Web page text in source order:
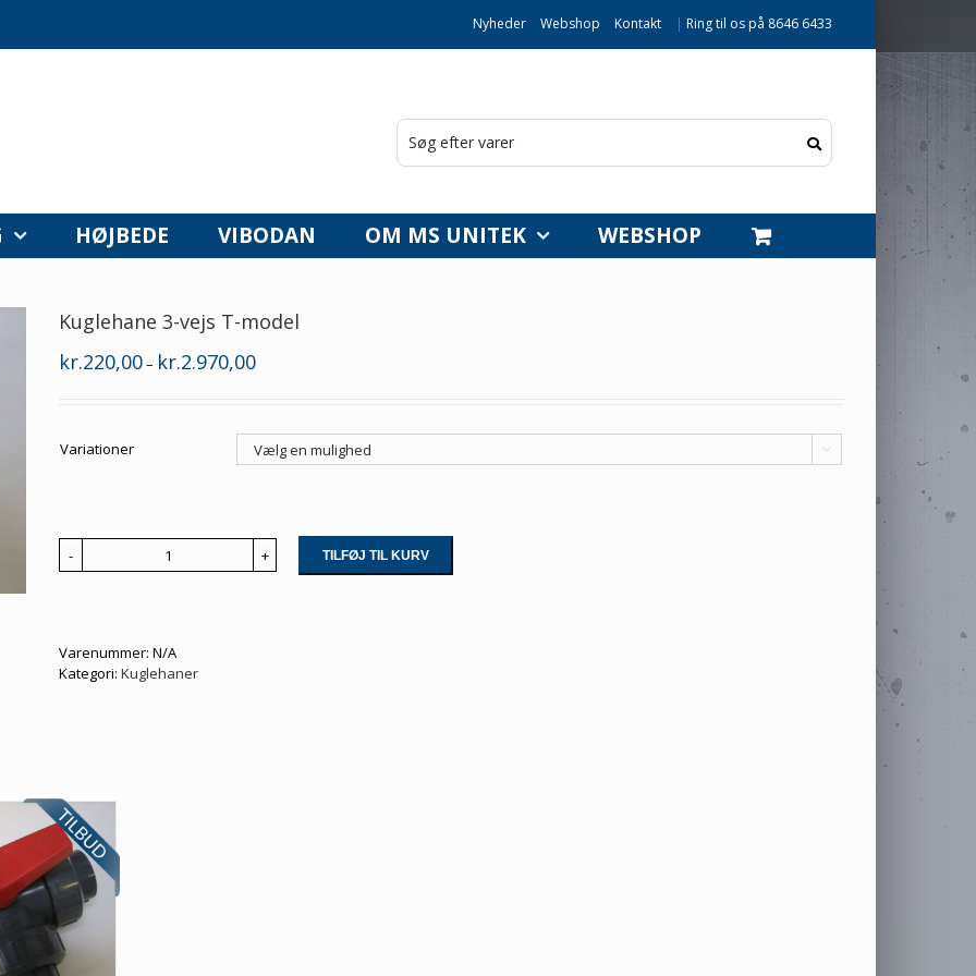
Nyheder Webshop Kontakt | Ring til os på 8646 6433
HØJBEDE VIBODAN OM MS UNITEK WEBSHOP
Kuglehane 3-vejs T-model
kr.220,00– kr.2.970,00Prisinterval:
Variationer

Kuglehane
model
antal
TILFØJ TIL KURV
Varenummer: N/A
Kategori: Kuglehaner